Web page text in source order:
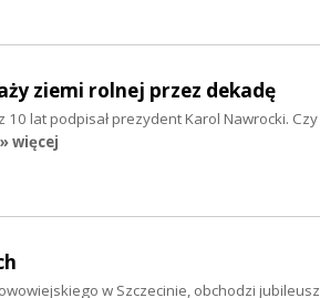
ziemi rolnej przez dekadę
lat podpisał prezydent Karol Nawrocki.
» więcej
w Szczecinie, obchodzi